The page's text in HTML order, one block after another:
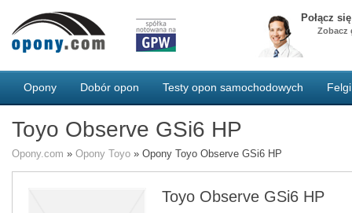
Połącz
Zobacz
Opony Dobór opon Testy opon samochodowych
Toyo Observe GSi6 HP
Opony.com » Opony Toyo » Opony Toyo Observe GSi6 HP
Toyo Observe GSi6 HP